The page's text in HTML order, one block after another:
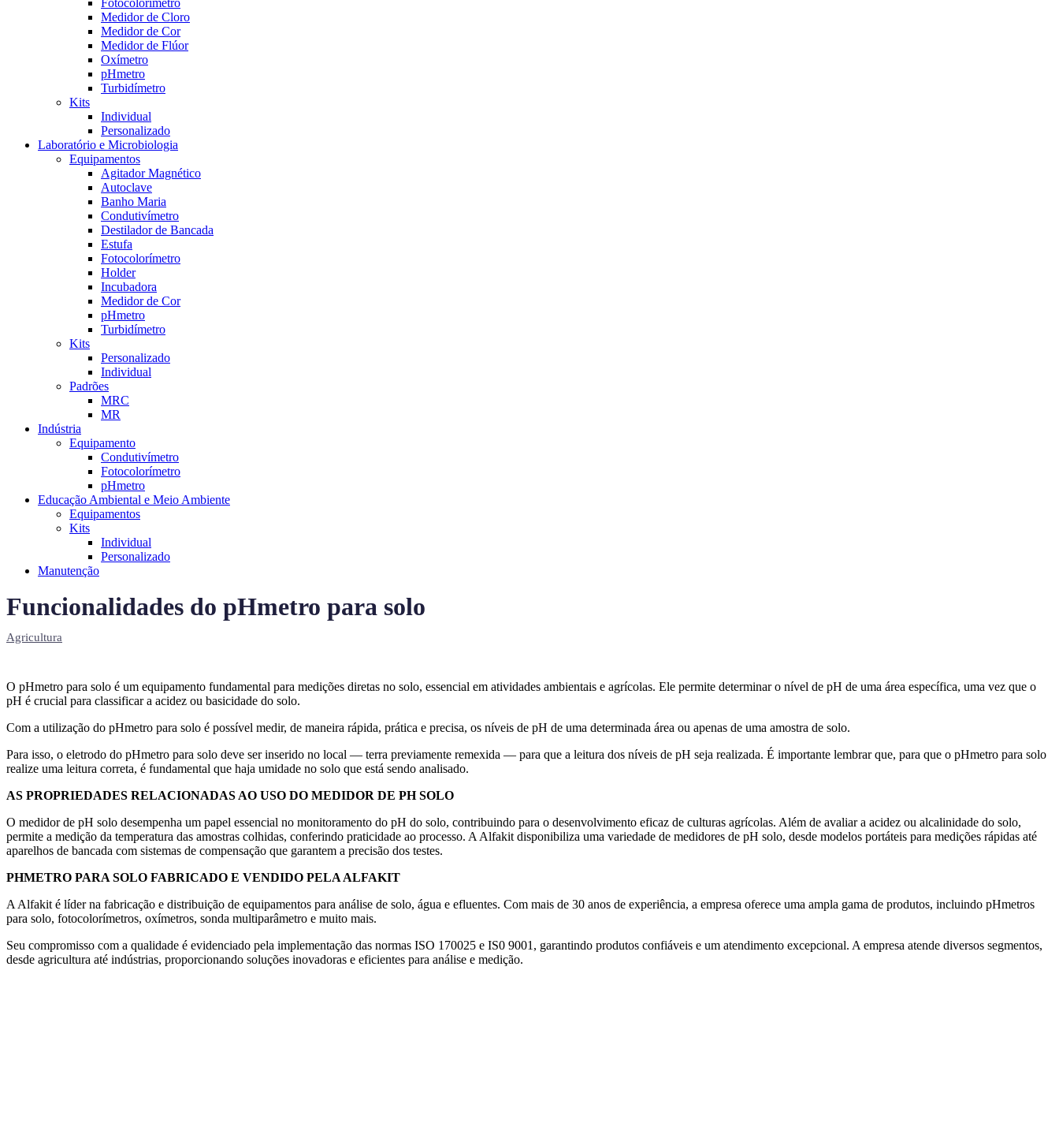
Fotocolorímetro
Medidor de Cloro
Medidor de Cor
Medidor de Flúor
Oxímetro
pHmetro
Turbidímetro
Kits
Individual
Personalizado
Laboratório e Microbiologia
Equipamentos
Agitador Magnético
Autoclave
Banho Maria
Condutivímetro
Destilador de Bancada
Estufa
Fotocolorímetro
Holder
Incubadora
Medidor de Cor
pHmetro
Turbidímetro
Kits
Personalizado
Individual
Padrões
MRC
MR
Indústria
Equipamento
Condutivímetro
Fotocolorímetro
pHmetro
Educação Ambiental e Meio Ambiente
Equipamentos
Kits
Individual
Personalizado
Manutenção
Funcionalidades do pHmetro para solo
Agricultura
O pHmetro para solo é um equipamento fundamental para medições diretas no solo, essencial em atividades ambientais e agrícolas. Ele permite determinar o nível de pH de uma área específica, uma vez que o
pH é crucial para classificar a acidez ou basicidade do solo.
Com a utilização do pHmetro para solo é possível medir, de maneira rápida, prática e precisa, os níveis de pH de uma determinada área ou apenas de uma amostra de solo.
Para isso, o eletrodo do pHmetro para solo deve ser inserido no local — terra previamente remexida — para que a leitura dos níveis de pH seja realizada. É importante lembrar que, para que o pHmetro para solo
realize uma leitura correta, é fundamental que haja umidade no solo que está sendo analisado.
AS PROPRIEDADES RELACIONADAS AO USO DO MEDIDOR DE PH SOLO
O medidor de pH solo desempenha um papel essencial no monitoramento do pH do solo, contribuindo para o desenvolvimento eficaz de culturas agrícolas. Além de avaliar a acidez ou alcalinidade do solo,
permite a medição da temperatura das amostras colhidas, conferindo praticidade ao processo. A Alfakit disponibiliza uma variedade de medidores de pH solo, desde modelos portáteis para medições rápidas até
aparelhos de bancada com sistemas de compensação que garantem a precisão dos testes.
PHMETRO PARA SOLO FABRICADO E VENDIDO PELA ALFAKIT
A Alfakit é líder na fabricação e distribuição de equipamentos para análise de solo, água e efluentes. Com mais de 30 anos de experiência, a empresa oferece uma ampla gama de produtos, incluindo pHmetros
para solo, fotocolorímetros, oxímetros, sonda multiparâmetro e muito mais.
Seu compromisso com a qualidade é evidenciado pela implementação das normas ISO 170025 e IS0 9001, garantindo produtos confiáveis e um atendimento excepcional. A empresa atende diversos segmentos,
desde agricultura até indústrias, proporcionando soluções inovadoras e eficientes para análise e medição.